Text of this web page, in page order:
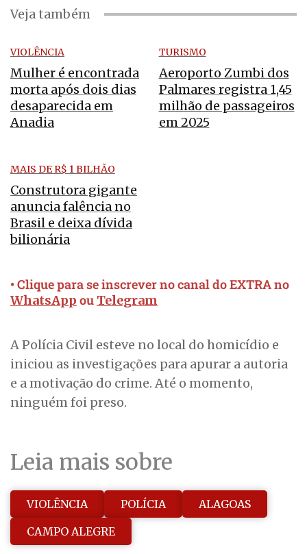
Veja também
VIOLÊNCIA
Mulher é encontrada
morta após dois dias
desaparecida em
Anadia
TURISMO
Aeroporto Zumbi dos
Palmares registra 1,45
milhão de passageiros
em 2025
MAIS DE R$ 1 BILHÃO
Construtora gigante
anuncia falência no
Brasil e deixa dívida
bilionária
• Clique para se inscrever no canal do EXTRA no
WhatsApp ou Telegram
A Polícia Civil esteve no local do homicídio e
iniciou as investigações para apurar a autoria
e a motivação do crime. Até o momento,
ninguém foi preso.
Leia mais sobre
VIOLÊNCIA POLÍCIA
ALAGOAS
CAMPO ALEGRE